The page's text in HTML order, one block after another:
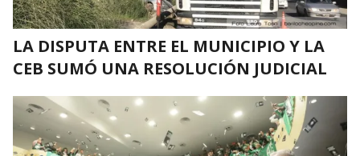
LA DISPUTA ENTRE EL MUNICIPIO Y LA
CEB SUMÓ UNA RESOLUCIÓN JUDICIAL